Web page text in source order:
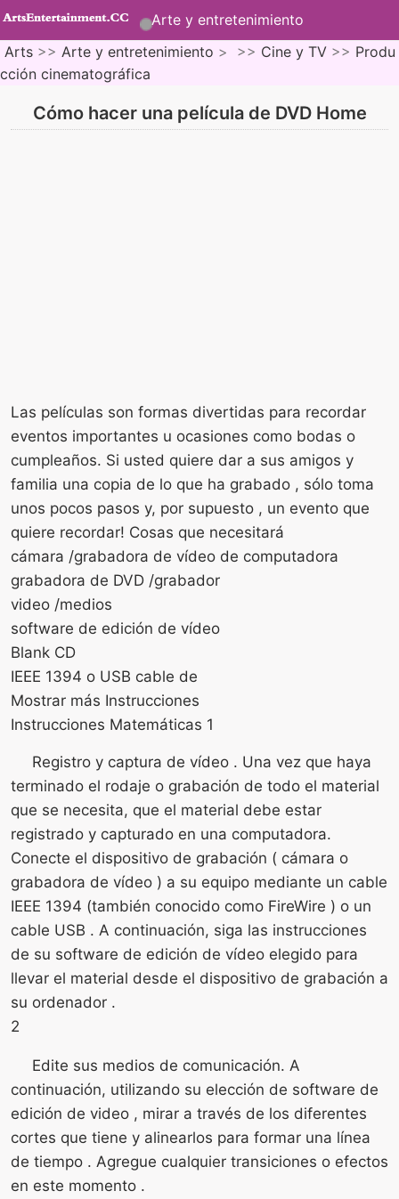
Arte y entretenimiento
Arts >> Arte y entretenimiento > >> Cine y TV >> Produ
cción cinematográfica
Cómo hacer una película de DVD Home
Las películas son formas divertidas para recordar
eventos importantes u ocasiones como bodas o
cumpleaños. Si usted quiere dar a sus amigos y
familia una copia de lo que ha grabado , sólo toma
unos pocos pasos y, por supuesto , un evento que
quiere recordar! Cosas que necesitará
cámara /grabadora de vídeo de computadora
grabadora de DVD /grabador
video /medios
software de edición de vídeo
Blank CD
IEEE 1394 o USB cable de
Mostrar más Instrucciones
Instrucciones Matemáticas 1
Registro y captura de vídeo . Una vez que haya
terminado el rodaje o grabación de todo el material
que se necesita, que el material debe estar
registrado y capturado en una computadora.
Conecte el dispositivo de grabación ( cámara o
grabadora de vídeo ) a su equipo mediante un cable
IEEE 1394 (también conocido como FireWire ) o un
cable USB . A continuación, siga las instrucciones
de su software de edición de vídeo elegido para
llevar el material desde el dispositivo de grabación a
su ordenador .
2
Edite sus medios de comunicación. A
continuación, utilizando su elección de software de
edición de video , mirar a través de los diferentes
cortes que tiene y alinearlos para formar una línea
de tiempo . Agregue cualquier transiciones o efectos
en este momento .